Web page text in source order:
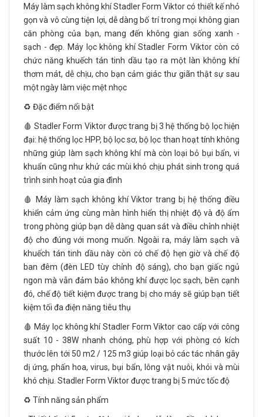
Máy làm sạch không khí Stadler Form Viktor có thiết kế nhỏ
gọn và vô cùng tiện lợi, dễ dàng bố trí trong mọi không gian
căn phòng của bạn, mang đến không gian sống xanh -
sạch - đẹp. Máy lọc không khí Stadler Form Viktor còn có
chức năng khuếch tán tinh dầu tạo ra một làn không khí
thơm mát, dễ chịu, cho bạn cảm giác thư giãn thật sự sau
một ngày làm việc mệt nhọc
♻️ Đặc điểm nổi bật
🩸 Stadler Form Viktor được trang bị 3 hệ thống bộ lọc hiện
đại: hệ thống lọc HPP, bộ lọc sơ, bộ lọc than hoạt tính không
những giúp làm sạch không khí mà còn loại bỏ bụi bẩn, vi
khuẩn cũng như khử các mùi khó chịu phát sinh trong quá
trình sinh hoạt của gia đình
🩸 Máy làm sạch không khí Viktor trang bị hệ thống điều
khiển cảm ứng cùng màn hình hiển thị nhiệt độ và độ ẩm
trong phòng giúp bạn dễ dàng quan sát và điều chỉnh nhiệt
độ cho đúng với mong muốn. Ngoài ra, máy làm sạch và
khuếch tán tinh dầu này còn có chế độ hẹn giờ và chế độ
ban đêm (đèn LED tùy chỉnh độ sáng), cho bạn giấc ngủ
ngon mà vẫn đảm bảo không khí được lọc sạch, bên cạnh
đó, chế độ tiết kiệm được trang bị cho máy sẽ giúp bạn tiết
kiệm tối đa điện năng tiêu thụ
🩸 Máy lọc không khí Stadler Form Viktor cao cấp với công
suất 10 - 38W nhanh chóng, phù hợp với phòng có kích
thước lên tới 50 m2 / 125 m3 giúp loại bỏ các tác nhân gây
dị ứng, phấn hoa, virus, bụi bẩn, lông vật nuôi, khói và mùi
khó chịu. Stadler Form Viktor được trang bị 5 mức tốc độ
♻️ Tính năng sản phẩm